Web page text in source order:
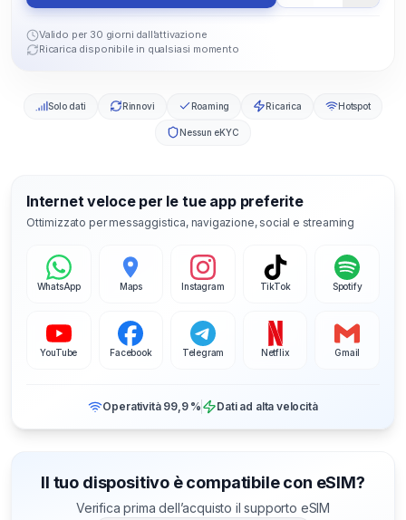
Valido per 30 giorni dall’attivazione
Ricarica disponibile in qualsiasi momento
Solo dati Rinnovi Roaming Ricarica Hotspot
Nessun eKYC
Internet veloce per le tue app preferite
Ottimizzato per messaggistica, navigazione, social e streaming
WhatsApp Maps Instagram TikTok Spotify
YouTube Facebook Telegram Netflix Gmail
Operatività 99,9 % Dati ad alta velocità
Il tuo dispositivo è compatibile con eSIM?
Verifica prima dell’acquisto il supporto eSIM